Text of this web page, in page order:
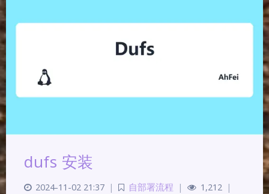
夜间模式
Sans Serif Serif
dufs 安装
2024-11-02 21:37 | 自部署流程 | 1,212 |